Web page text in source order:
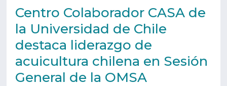
PREGRADO
POSTGRADO
INVESTIGACIÓN
EXTENSIÓN
Centro Colaborador CASA de
la Universidad de Chile
destaca liderazgo de
acuicultura chilena en Sesión
General de la OMSA